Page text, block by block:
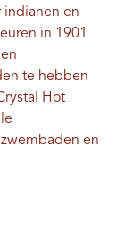
indianen en
in 1901
te hebben
Hot
en